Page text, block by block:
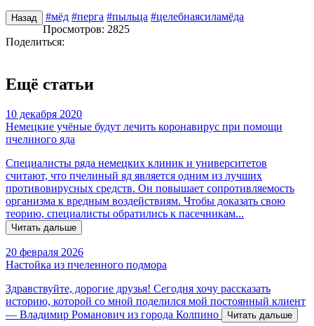
Назад #мёд #перга #пыльца #целебнаясиламёда
Просмотров: 2825
Поделиться:
Ещё статьи
10 декабря 2020
Немецкие учёные будут лечить коронавирус при помощи
пчелиного яда
Специалисты ряда немецких клиник и университетов
считают, что пчелиный яд является одним из лучших
противовирусных средств. Он повышает сопротивляемость
организма к вредным воздействиям. Чтобы доказать свою
теорию, специалисты обратились к пасечникам...
Читать дальше
20 февраля 2026
Настойка из пчеленного подмора
Здравствуйте, дорогие друзья! Сегодня хочу рассказать
историю, которой со мной поделился мой постоянный клиент
— Владимир Романович из города Колпино
Читать дальше